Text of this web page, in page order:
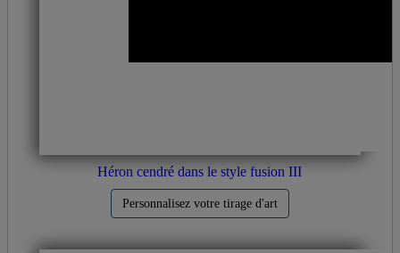
Héron cendré dans le style fusion III
Personnalisez votre tirage d'art